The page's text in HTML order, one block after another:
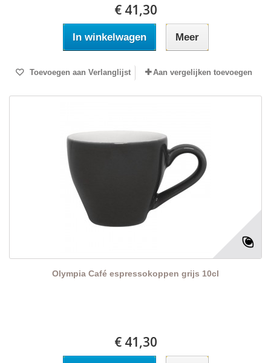
€ 41,30
In winkelwagen Meer
Toevoegen aan Verlanglijst Aan vergelijken toevoegen
Olympia Café espressokoppen grijs 10cl
€ 41,30